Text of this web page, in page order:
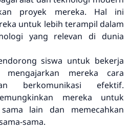
proyek mereka. Hal ini
untuk lebih terampil dalam
yang relevan di dunia
siswa untuk bekerja
mereka cara
berkomunikasi efektif.
mereka untuk
lain dan memecahkan
sama.